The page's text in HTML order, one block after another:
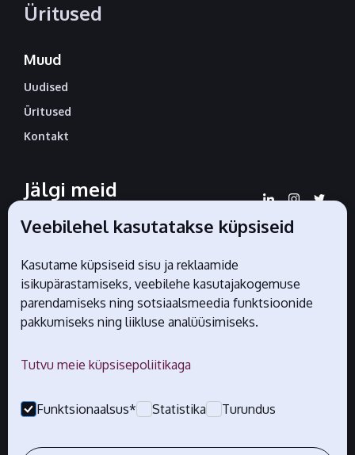
Üritused
Muud
Uudised
Üritused
Kontakt
Jälgi meid
sotsiaalmeedias
Liidu ametlikud partnerid
Veebilehel kasutatakse küpsiseid
Kasutame küpsiseid sisu ja reklaamide
isikupärastamiseks, veebilehe kasutajakogemuse
parendamiseks ning sotsiaalsmeedia funktsioonide
pakkumiseks ning liikluse analüüsimiseks.
Tutvu meie küpsisepoliitikaga
Funktsionaalsus* Statistika Turundus